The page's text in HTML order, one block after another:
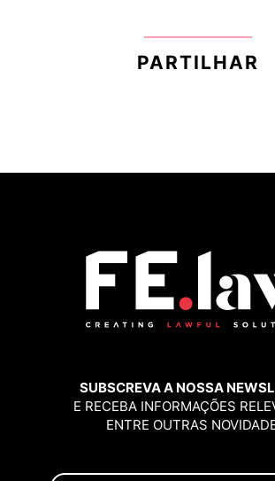
PARTILHAR
SUBSCREVA A NOSSA
E RECEBA INFORMAÇÕES
ENTRE OUTRAS